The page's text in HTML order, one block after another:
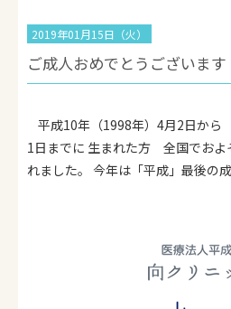
2019年01月15日（火）
ご成人おめでとうございます
平成10年（1998年）4月2日か
1日までに 生まれた方 全国でおよ
れました。 今年は「平成」最後の